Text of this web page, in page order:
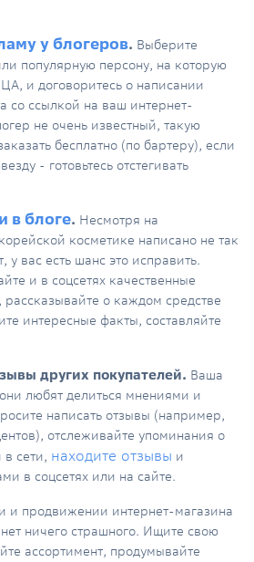
у блогеров. Выберите
популярную персону, на которую
и договоритесь о написании
со ссылкой на ваш интернет-
не очень известный, такую
бесплатно (по бартеру), если
- готовьтесь отстегивать
в блоге. Несмотря на
косметике написано не так
у вас есть шанс это исправить.
и в соцсетях качественные
рассказывайте о каждом средстве
интересные факты, составляйте
других покупателей. Ваша
любят делиться мнениями и
написать отзывы (например,
отслеживайте упоминания о
сети, находите отзывы и
в соцсетях или на сайте.
и продвижении интернет-магазина
ничего страшного. Ищите свою
ассортимент, продумывайте